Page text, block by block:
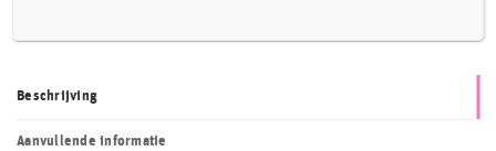
Beschrijving
Aanvullende informatie